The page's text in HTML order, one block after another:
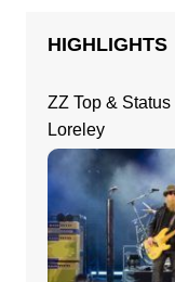
HIGHLIGHTS
ZZ Top &
Loreley